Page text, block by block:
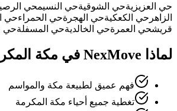
حي العزيزيةحي الشوقيةحي النسيمحي
الزاهر حي الكعكيةحي الهجرةحي الحمراءحي
قريشحي العمرةحي الخالديةحي المسفلةحي
لماذا NexMove في مكة المكرمة؟
فهم عميق لطبيعة مكة والمواسم
تغطية جميع أحياء مكة المكرمة